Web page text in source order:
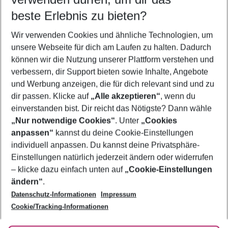
5-8 Nächte
2 Erwachsene Keine Kinder
Mehr Filter anzeigen
Footer
Footer navigation
Über uns
AGB
Bestpreisgarantie
Cookie-Einstellungen ändern
Cookie-Richtlinie
Agenturbetreuung
Barrierefreies Reisen
Folge uns
beste Erlebnis zu bieten?
Wir verwenden Cookies und ähnliche Technologien, um
unsere Webseite für dich am Laufen zu halten. Dadurch
können wir die Nutzung unserer Plattform verstehen und
verbessern, dir Support bieten sowie Inhalte, Angebote
und Werbung anzeigen, die für dich relevant sind und zu
dir passen. Klicke auf „Alle akzeptieren“, wenn du
einverstanden bist. Dir reicht das Nötigste? Dann wähle
„Nur notwendige Cookies“. Unter „Cookies
anpassen“ kannst du deine Cookie-Einstellungen
individuell anpassen. Du kannst deine Privatsphäre-
Einstellungen natürlich jederzeit ändern oder widerrufen
– klicke dazu einfach unten auf „Cookie-Einstellungen
ändern“.
Datenschutz-Informationen
Impressum
Cookie/Tracking-Informationen